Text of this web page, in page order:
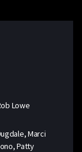
Lowe
Marci
Patty